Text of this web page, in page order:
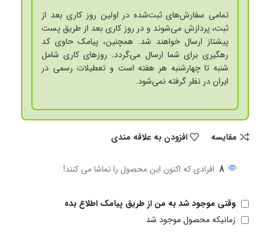
تمامی سفارش‌های ثبت‌شده در اولین روز کاری بعد از
ثبت، پردازش می‌شوند و در روز کاری بعد از طریق پست
پیشتاز ارسال خواهند شد. همچنین، پیامک حاوی کد
رهگیری برای شما ارسال می‌گردد. روزهای کاری شامل
شنبه تا چهارشنبه هر هفته است و تعطیلات رسمی در
ایران در نظر گرفته نمی‌شود.
مقايسه افزودن به علاقه مندی
8 افرادی که اکنون این محصول را تماشا می کنند!
وقتی موجود شد به من از طریق پیامک اطلاع بده
زمانیکه محصول موجود شد